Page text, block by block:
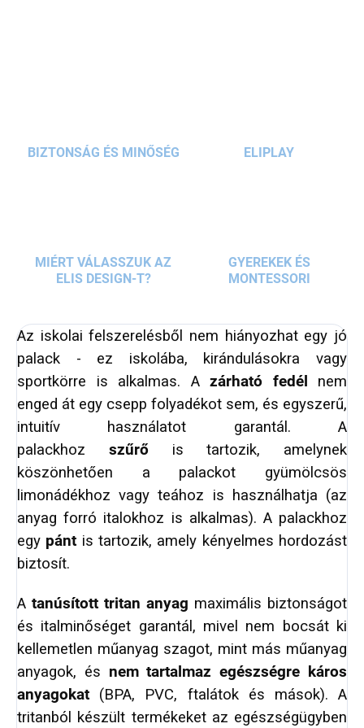
BIZTONSÁG ÉS MINŐSÉG ELIPLAY
MIÉRT VÁLASSZUK AZ
ELIS DESIGN-T?
GYEREKEK ÉS
MONTESSORI
Az iskolai felszerelésből nem hiányozhat egy jó
palack - ez iskolába, kirándulásokra vagy
sportkörre is alkalmas. A zárható fedél nem
enged át egy csepp folyadékot sem, és egyszerű,
intuitív használatot garantál. A
palackhoz szűrő is tartozik, amelynek
köszönhetően a palackot gyümölcsös
limonádékhoz vagy teához is használhatja (az
anyag forró italokhoz is alkalmas). A palackhoz
egy pánt is tartozik, amely kényelmes hordozást
biztosít.
A tanúsított tritan anyag maximális biztonságot
és italminőséget garantál, mivel nem bocsát ki
kellemetlen műanyag szagot, mint más műanyag
anyagok, és nem tartalmaz egészségre káros
anyagokat (BPA, PVC, ftalátok és mások). A
tritanból készült termékeket az egészségügyben